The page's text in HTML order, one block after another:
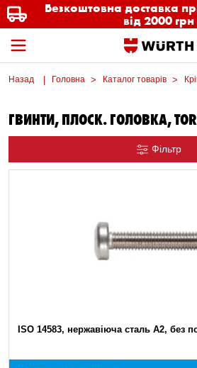
Безкоштовна доставка
від 2000 грн
Назад Головна Каталог товарів
ГВИНТИ, ПЛОСК. ГОЛОВКА,
Фільтр
ISO 14583, нержавіюча сталь А2, без